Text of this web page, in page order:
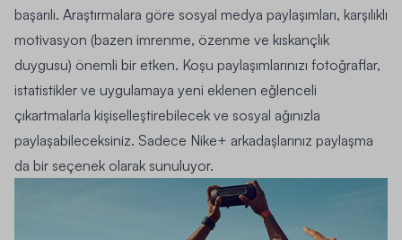
başarılı. Araştırmalara göre sosyal medya paylaşımları, karşılıklı
motivasyon (bazen imrenme, özenme ve kıskançlık
duygusu) önemli bir etken. Koşu paylaşımlarınızı fotoğraflar,
istatistikler ve uygulamaya yeni eklenen eğlenceli
çıkartmalarla kişiselleştirebilecek ve sosyal ağınızla
paylaşabileceksiniz. Sadece Nike+ arkadaşlarınız paylaşma
da bir seçenek olarak sunuluyor.